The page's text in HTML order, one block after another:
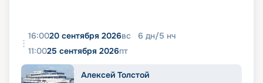
16:0020 сентября 2026вс 6 дн/5 нч
11:0025 сентября 2026пт
Алексей Толстой